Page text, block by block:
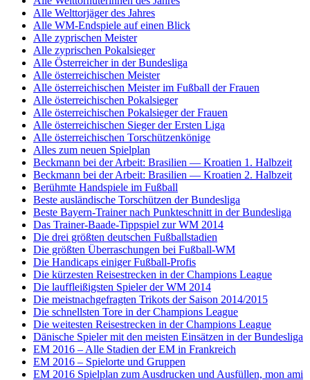
Alle Welttorjäger des Jahres
Alle WM-Endspiele auf einen Blick
Alle zyprischen Meister
Alle zyprischen Pokalsieger
Alle Österreicher in der Bundesliga
Alle österreichischen Meister
Alle österreichischen Meister im Fußball der Frauen
Alle österreichischen Pokalsieger
Alle österreichischen Pokalsieger der Frauen
Alle österreichischen Sieger der Ersten Liga
Alle österreichischen Torschützenkönige
Alles zum neuen Spielplan
Beckmann bei der Arbeit: Brasilien — Kroatien 1. Halbzeit
Beckmann bei der Arbeit: Brasilien — Kroatien 2. Halbzeit
Berühmte Handspiele im Fußball
Beste ausländische Torschützen der Bundesliga
Beste Bayern-Trainer nach Punkteschnitt in der Bundesliga
Das Trainer-Baade-Tippspiel zur WM 2014
Die drei größten deutschen Fußballstadien
Die größten Überraschungen bei Fußball-WM
Die Handicaps einiger Fußball-Profis
Die kürzesten Reisestrecken in der Champions League
Die lauffleißigsten Spieler der WM 2014
Die meistnachgefragten Trikots der Saison 2014/2015
Die schnellsten Tore in der Champions League
Die weitesten Reisestrecken in der Champions League
Dänische Spieler mit den meisten Einsätzen in der Bundesliga
EM 2016 – Alle Stadien der EM in Frankreich
EM 2016 – Spielorte und Gruppen
EM 2016 Spielplan zum Ausdrucken und Ausfüllen, mon ami